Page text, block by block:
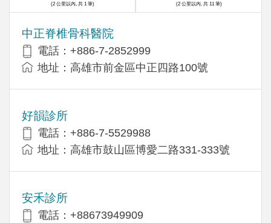
中正脊椎骨科醫院
電話：+886-7-2852999
地址：高雄市前金區中正四路100號
好韻診所
電話：+886-7-5529988
地址：高雄市鼓山區博愛二路331-333號
安禾診所
電話：+88673949909
(2 公里以內, 共 1 筆) (2 公里以內, 共 11 筆)